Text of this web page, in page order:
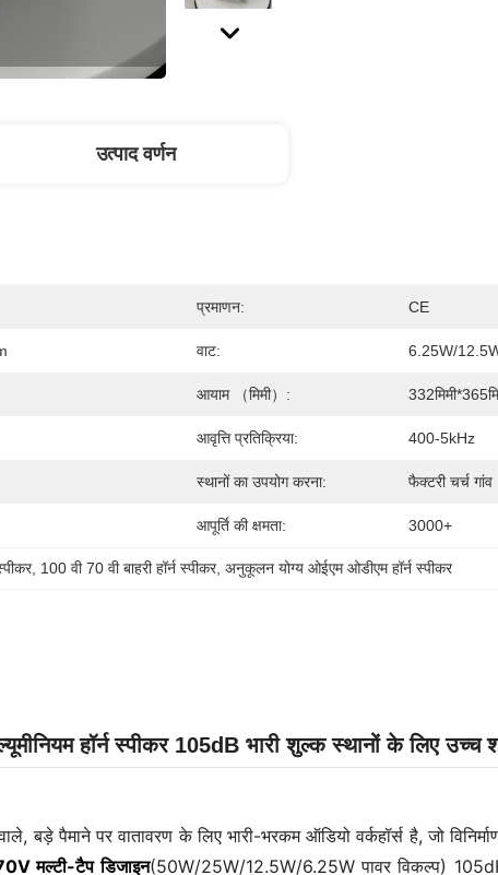
उत्पाद वर्णन
प्रमाणन: CE
वाट: 6.25W/
आयाम （मिमी）:
आवृत्ति प्रतिक्रिया: 400-5kHz
स्थानों का उपयोग करना: फैक्टरी चर्च गांव
आपूर्ति की क्षमता: 3000+
, 100 वी 70 वी बाहरी हॉर्न स्पीकर, अनुकूलन योग्य ओईएम ओडीएम हॉर्न स्पीकर
हॉर्न स्पीकर 105dB भारी शुल्क स्थानों के लिए उच्च
बड़े पैमाने पर वातावरण के लिए भारी-भरकम ऑडियो वर्कहॉर्स है, जो
मल्टी-टैप डिजाइन(50W/25W/12.5W/6.25W पावर विकल्प)